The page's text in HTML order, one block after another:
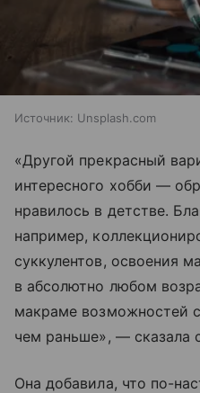
Источник: Unsplash.com
«Другой прекрасный
интересного хобби —
нравилось в детстве.
например,
суккулентов, освоения
в абсолютно любом
макраме возможностей
чем раньше», — сказала
Она добавила, что по-